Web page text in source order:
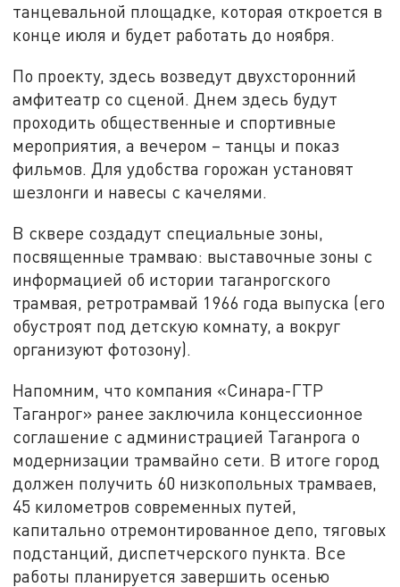
танцевальной площадке, которая откроется в
конце июля и будет работать до ноября.
По проекту, здесь возведут двухсторонний
амфитеатр со сценой. Днем здесь будут
проходить общественные и спортивные
мероприятия, а вечером – танцы и показ
фильмов. Для удобства горожан установят
шезлонги и навесы с качелями.
В сквере создадут специальные зоны,
посвященные трамваю: выставочные зоны с
информацией об истории таганрогского
трамвая, ретротрамвай 1966 года выпуска (его
обустроят под детскую комнату, а вокруг
организуют фотозону).
Напомним, что компания «Синара-ГТР
Таганрог» ранее заключила концессионное
соглашение с администрацией Таганрога о
модернизации трамвайно сети. В итоге город
должен получить 60 низкопольных трамваев,
45 километров современных путей,
капитально отремонтированное депо, тяговых
подстанций, диспетчерского пункта. Все
работы планируется завершить осенью